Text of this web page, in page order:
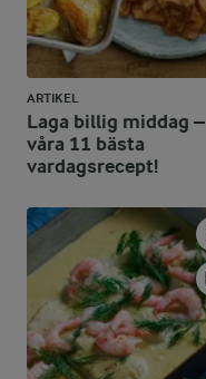
ARTIKEL
Laga billig middag –
våra 11 bästa
vardagsrecept!